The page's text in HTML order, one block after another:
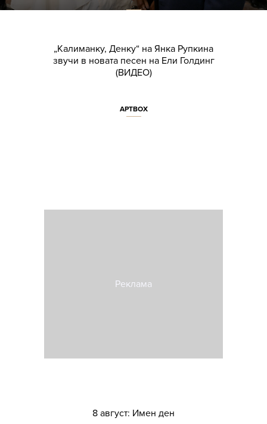
„Калиманку, Денку“ на Янка Рупкина
звучи в новата песен на Ели Голдинг
(ВИДЕО)
АРТBOX
8 август: Имен ден